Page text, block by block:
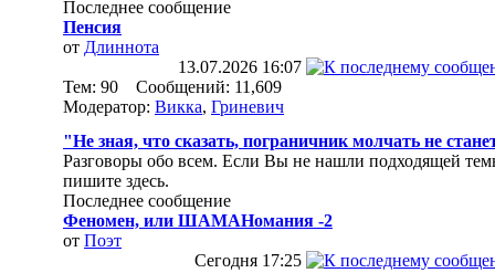
Последнее сообщение
Пенсия
от Длиннота
13.07.2026 16:07
Тем: 90 Сообщений: 11,609
Модератор: Викка, Гриневич
"Не зная, что сказать, пограничник молчать не
Разговоры обо всем. Если Вы не нашли подходящей
пишите здесь.
Последнее сообщение
Феномен, или ШАМАНомания -2
от Поэт
Сегодня 17:25